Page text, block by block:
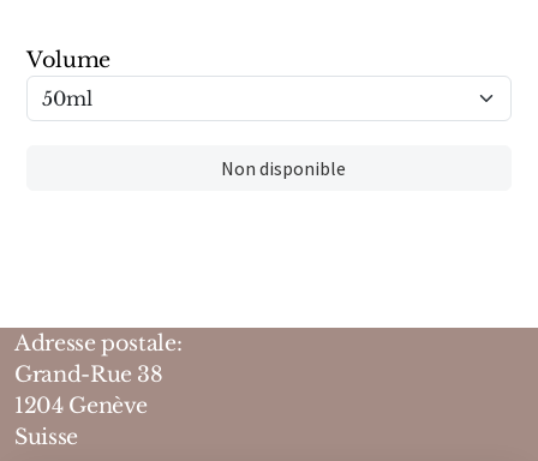
Volume
Non disponible
Adresse postale:
Grand-Rue 38
1204 Genève
Suisse
Marques Anglaises
Clive Christian
Pour Lui
Pour Elle